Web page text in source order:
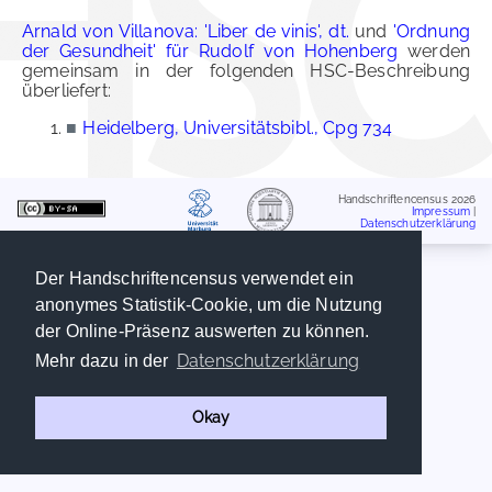
Der Handschriftencensus verwendet ein
anonymes Statistik-Cookie, um die Nutzung
der Online-Präsenz auswerten zu können.
Mehr dazu in der Datenschutzerklärung
Okay
Arnald von Villanova: 'Liber de vinis', dt. und 'Ordnung
der Gesundheit' für Rudolf von Hohenberg werden
gemeinsam in der folgenden HSC-Beschreibung
überliefert:
■ Heidelberg, Universitätsbibl., Cpg 734
Handschriftencensus 2026
Impressum
Datenschutzerklärung